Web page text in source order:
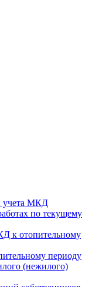
учета МКД
по текущему
к отопительному
периоду
(нежилого)